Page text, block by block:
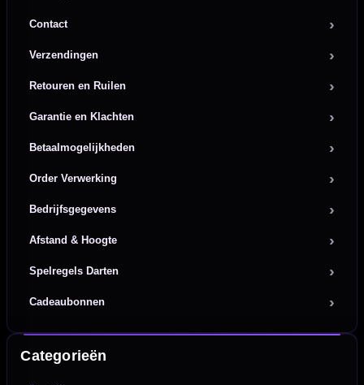
Contact
Verzendingen
Retouren en Ruilen
Garantie en Klachten
Betaalmogelijkheden
Order Verwerking
Bedrijfsgegevens
Afstand & Hoogte
Spelregels Darten
Cadeaubonnen
Categorieën